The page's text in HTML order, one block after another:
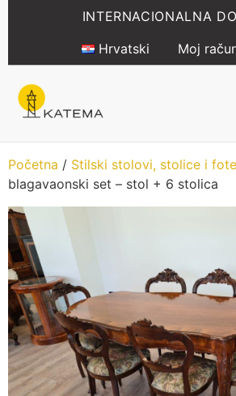
INTERNACIONALNA
Hrvatski
Moj
Početna / Stilski stolovi, stolice i
blagavaonski set – stol + 6 stolica